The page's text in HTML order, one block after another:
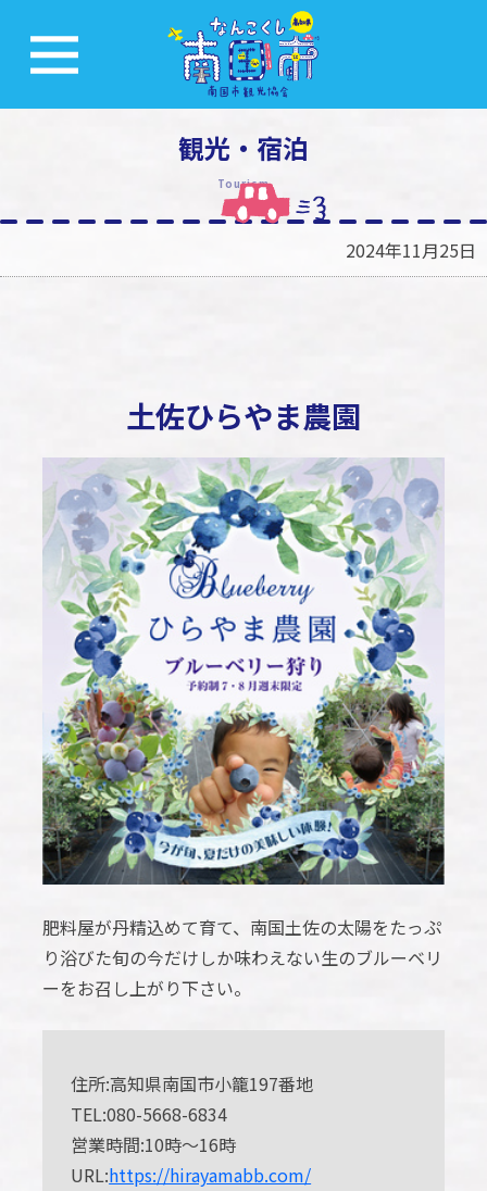
観光・宿泊
Tourism
2024年11月25日
土佐ひらやま農園
肥料屋が丹精込めて育て、南国土佐の太陽をたっぷ
り浴びた旬の今だけしか味わえない生のブルーベリ
ーをお召し上がり下さい。
住所:高知県南国市小籠197番地
TEL:080-5668-6834
営業時間:10時～16時
URL:https://hirayamabb.com/